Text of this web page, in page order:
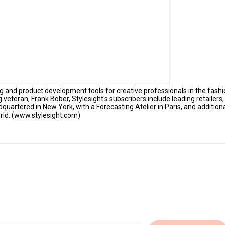
product development tools for creative professionals in the
Frank Bober, Stylesight's subscribers include leading retailers,
in New York, with a Forecasting Atelier in Paris, and
(www.stylesight.com)